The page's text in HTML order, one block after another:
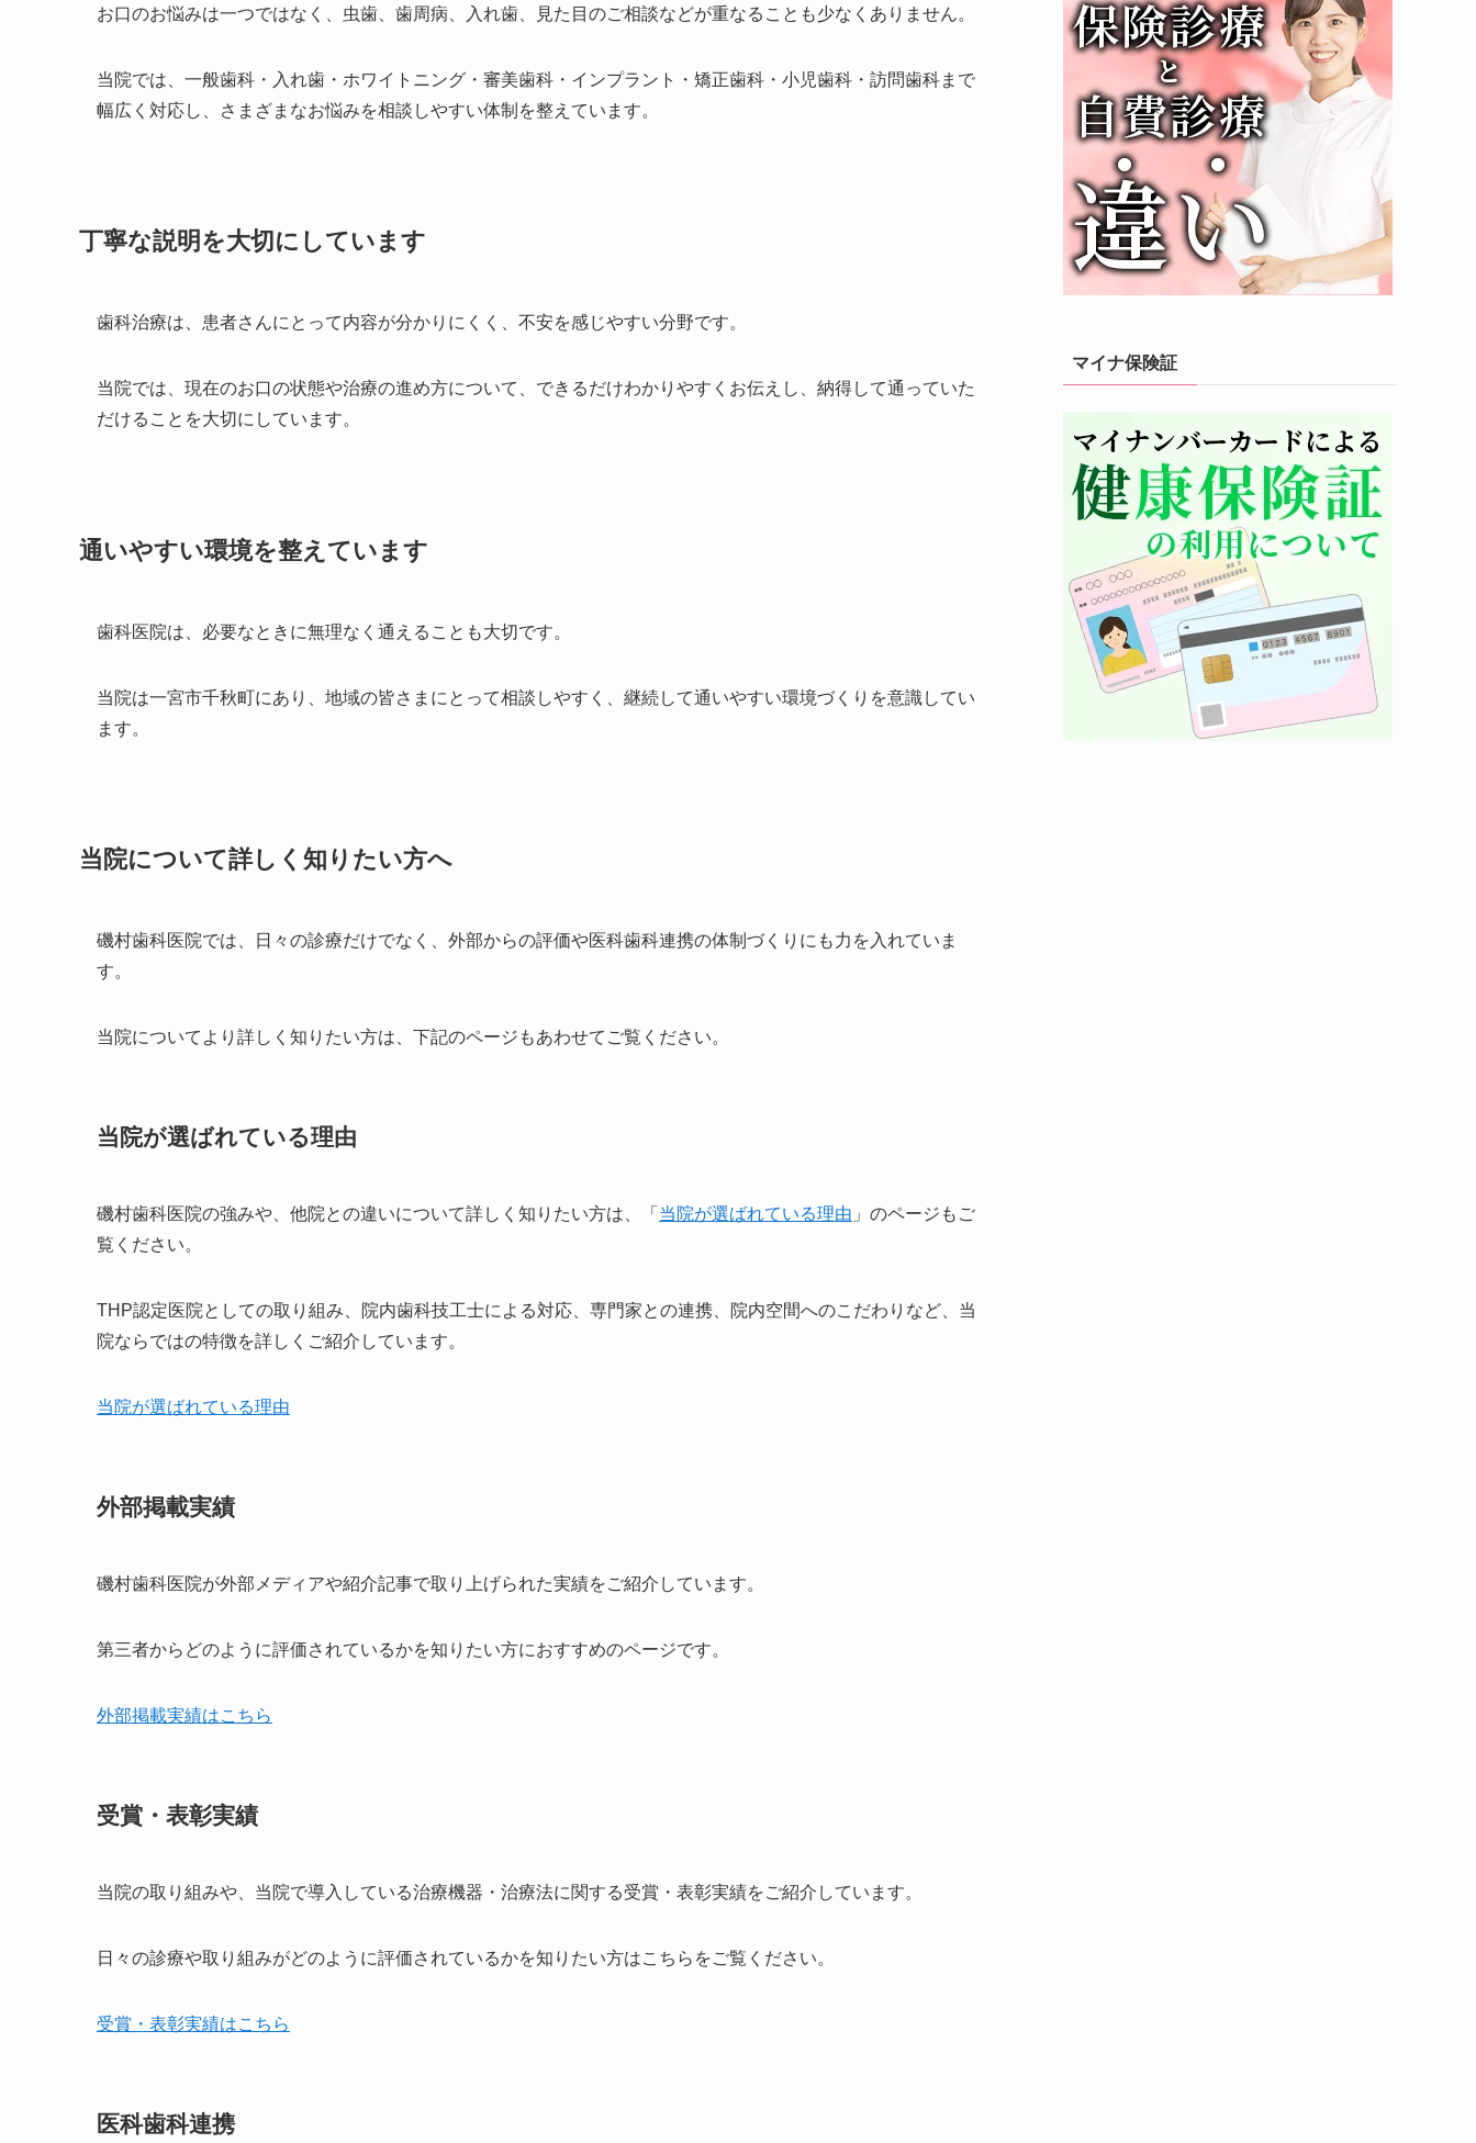
お口のお悩みは一つではなく、虫歯、歯周病、入れ歯、見た目のご相談などが重なることも少なくありません。
当院では、一般歯科・入れ歯・ホワイトニング・審美歯科・インプラント・矯正歯科・小児歯科・訪問歯科まで
幅広く対応し、さまざまなお悩みを相談しやすい体制を整えています。
丁寧な説明を大切にしています
歯科治療は、患者さんにとって内容が分かりにくく、不安を感じやすい分野です。
当院では、現在のお口の状態や治療の進め方について、できるだけわかりやすくお伝えし、納得して通っていた
だけることを大切にしています。
通いやすい環境を整えています
歯科医院は、必要なときに無理なく通えることも大切です。
当院は一宮市千秋町にあり、地域の皆さまにとって相談しやすく、継続して通いやすい環境づくりを意識してい
ます。
当院について詳しく知りたい方へ
磯村歯科医院では、日々の診療だけでなく、外部からの評価や医科歯科連携の体制づくりにも力を入れていま
す。
当院についてより詳しく知りたい方は、下記のページもあわせてご覧ください。
当院が選ばれている理由
磯村歯科医院の強みや、他院との違いについて詳しく知りたい方は、「 当院が選ばれている理由 」のページもご
覧ください。
THP認定医院としての取り組み、院内歯科技工士による対応、専門家との連携、院内空間へのこだわりなど、当
院ならではの特徴を詳しくご紹介しています。
当院が選ばれている理由
外部掲載実績
磯村歯科医院が外部メディアや紹介記事で取り上げられた実績をご紹介しています。
第三者からどのように評価されているかを知りたい方におすすめのページです。
外部掲載実績はこちら
受賞・表彰実績
当院の取り組みや、当院で導入している治療機器・治療法に関する受賞・表彰実績をご紹介しています。
日々の診療や取り組みがどのように評価されているかを知りたい方はこちらをご覧ください。
受賞・表彰実績はこちら
医科歯科連携
マイナ保険証